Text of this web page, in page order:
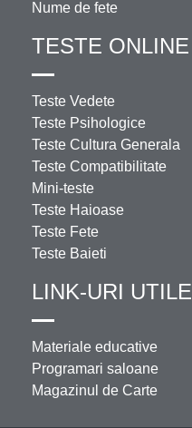
Nume de fete
TESTE ONLINE
Teste Vedete
Teste Psihologice
Teste Cultura Generala
Teste Compatibilitate
Mini-teste
Teste Haioase
Teste Fete
Teste Baieti
LINK-URI UTILE
Materiale educative
Programari saloane
Magazinul de Carte